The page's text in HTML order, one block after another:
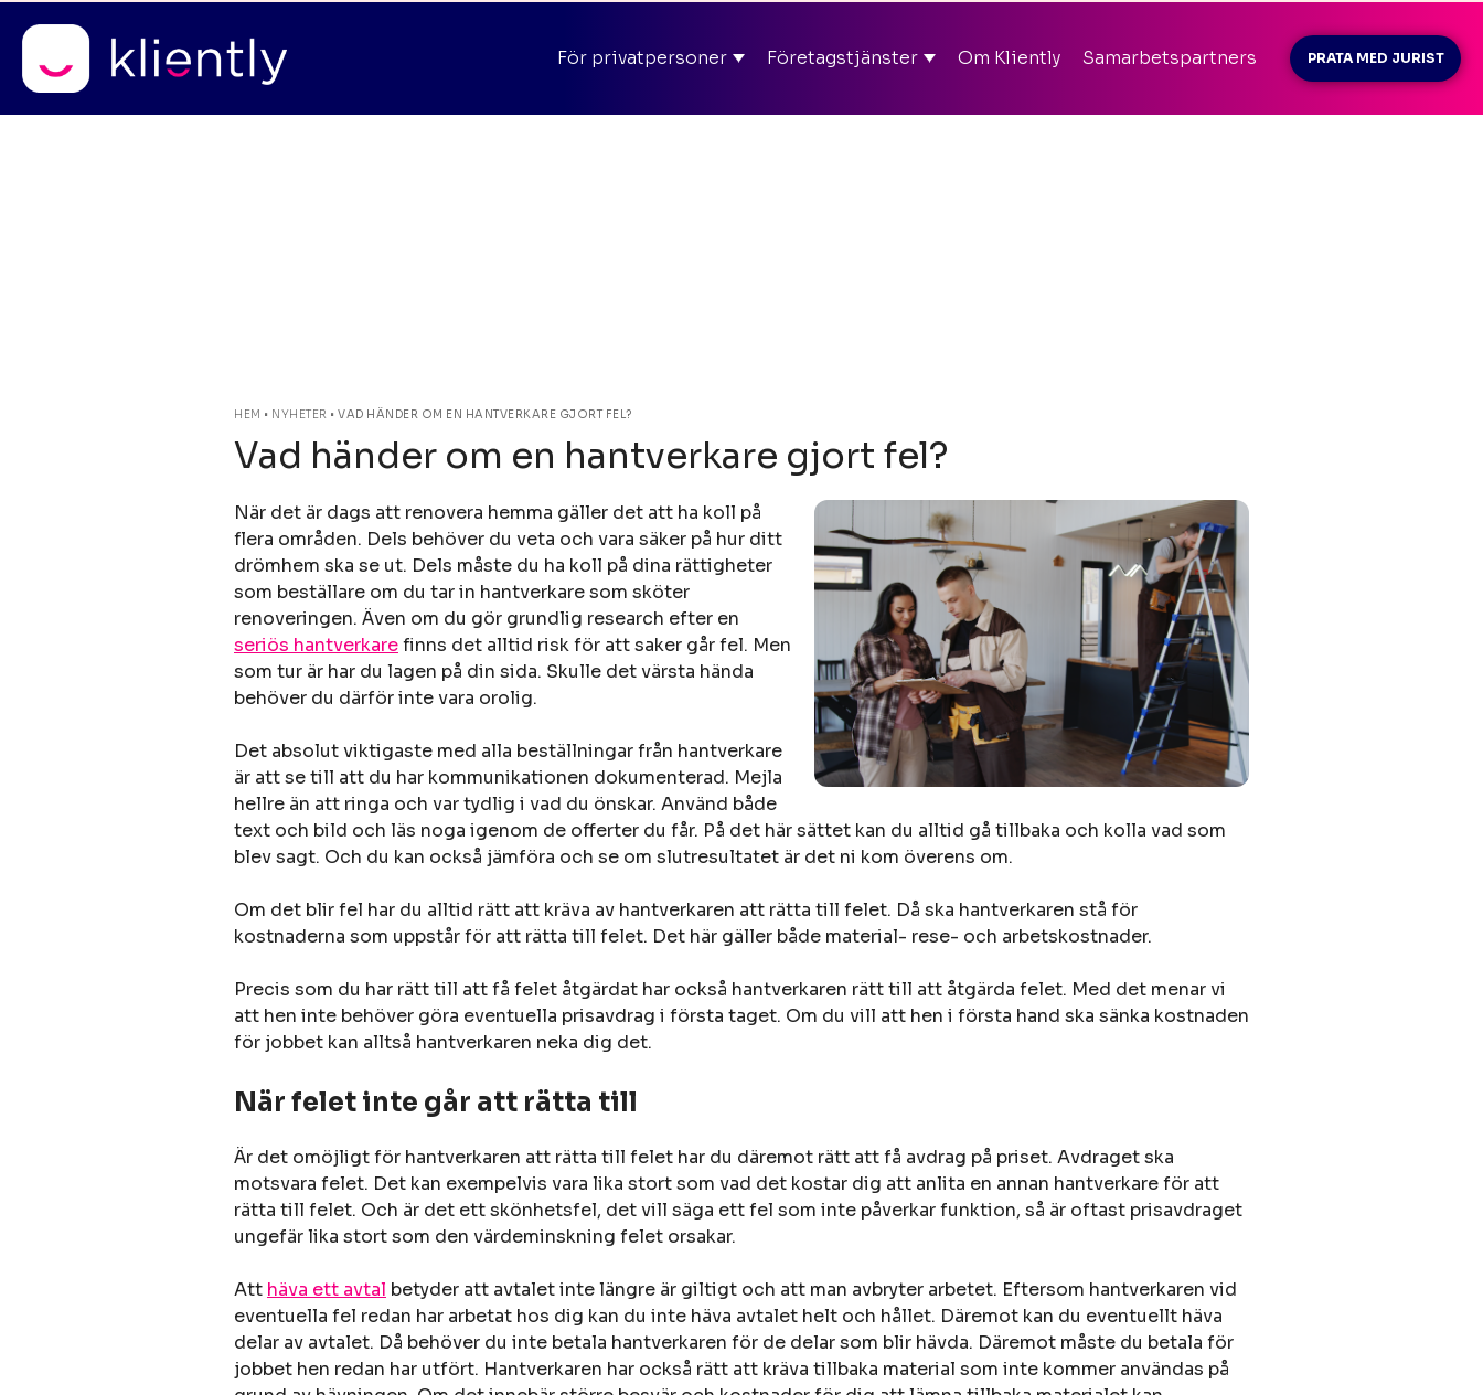
08-410 05 220
För privatpersoner Företagstjänster Om Kliently Samarbetspartners PRATA MED JURIST
HEM • NYHETER • VAD HÄNDER OM EN HANTVERKARE GJORT FEL?
Vad händer om en hantverkare gjort fel?
När det är dags att renovera hemma gäller det att ha koll på
flera områden. Dels behöver du veta och vara säker på hur ditt
drömhem ska se ut. Dels måste du ha koll på dina rättigheter
som beställare om du tar in hantverkare som sköter
renoveringen. Även om du gör grundlig research efter en
seriös hantverkarefinns det alltid risk för att saker går fel. Men
som tur är har du lagen på din sida. Skulle det värsta hända
behöver du därför inte vara orolig.
Det absolut viktigaste med alla beställningar från hantverkare
är att se till att du har kommunikationen dokumenterad. Mejla
hellre än att ringa och var tydlig i vad du önskar. Använd både
text och bild och läs noga igenom de offerter du får. På det här sättet kan du alltid gå tillbaka och kolla vad som
blev sagt. Och du kan också jämföra och se om slutresultatet är det ni kom överens om.
Om det blir fel har du alltid rätt att kräva av hantverkaren att rätta till felet. Då ska hantverkaren stå för
kostnaderna som uppstår för att rätta till felet. Det här gäller både material- rese- och arbetskostnader.
Precis som du har rätt till att få felet åtgärdat har också hantverkaren rätt till att åtgärda felet. Med det menar vi
att hen inte behöver göra eventuella prisavdrag i första taget. Om du vill att hen i första hand ska sänka kostnaden
för jobbet kan alltså hantverkaren neka dig det.
När felet inte går att rätta till
Är det omöjligt för hantverkaren att rätta till felet har du däremot rätt att få avdrag på priset. Avdraget ska
motsvara felet. Det kan exempelvis vara lika stort som vad det kostar dig att anlita en annan hantverkare för att
rätta till felet. Och är det ett skönhetsfel, det vill säga ett fel som inte påverkar funktion, så är oftast prisavdraget
ungefär lika stort som den värdeminskning felet orsakar.
Att häva ett avtal betyder att avtalet inte längre är giltigt och att man avbryter arbetet. Eftersom hantverkaren vid
eventuella fel redan har arbetat hos dig kan du inte häva avtalet helt och hållet. Däremot kan du eventuellt häva
delar av avtalet. Då behöver du inte betala hantverkaren för de delar som blir hävda. Däremot måste du betala för
jobbet hen redan har utfört. Hantverkaren har också rätt att kräva tillbaka material som inte kommer användas på